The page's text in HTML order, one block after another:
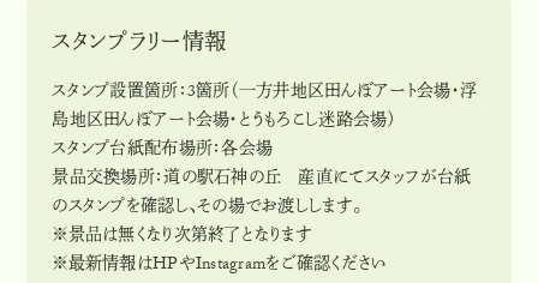
スタンプラリー情報
スタンプ設置箇所：3箇所（一方井地区田んぼアート会場・浮
島地区田んぼアート会場・とうもろこし迷路会場）
スタンプ台紙配布場所：各会場
景品交換場所：道の駅石神の丘 産直にてスタッフが台紙
のスタンプを確認し、その場でお渡しします。
※景品は無くなり次第終了となります
※最新情報はHPやInstagramをご確認ください